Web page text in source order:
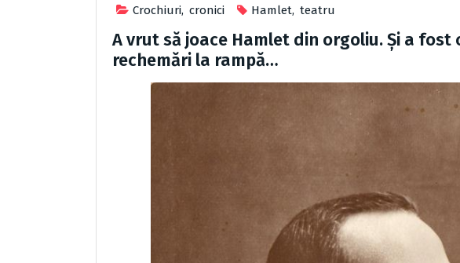
Crochiuri, cronici Hamlet, teatru
A vrut să joace Hamlet din orgoliu. Și a fost
rechemări la rampă…